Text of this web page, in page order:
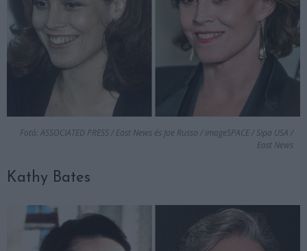
Fotó: ASSOCIATED PRESS / East News és Joe Russo / imageSPACE / Sipa USA /
East News
Kathy Bates